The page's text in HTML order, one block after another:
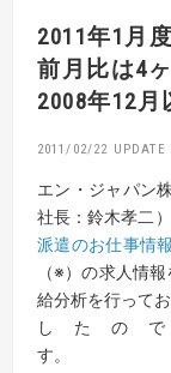
2011年1月
前月比は4
2008年12
2011/02/22
エン・ジャパン
社長：鈴木孝二
派遣のお仕事情報
（※）の求人情
給分析を行って
したの